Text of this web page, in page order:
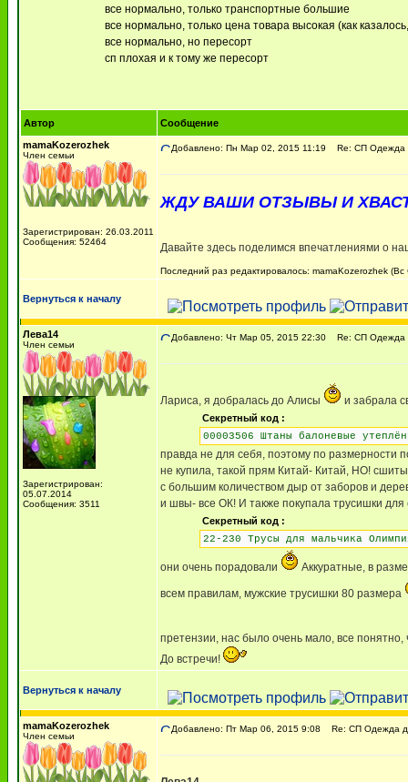
все нормально, только транспортные большие
все нормально, только цена товара высокая (как
все нормально, но пересорт
сп плохая и к тому же пересорт
Автор
Сообщение
mamaKozerozhek
Член семьи
Зарегистрирован: 26.03.2011
Сообщения: 52464
Добавлено: Пн Мар 02, 2015 11:19 Re: СП Одежда
ЖДУ ВАШИ ОТЗЫВЫ И
Давайте здесь поделимся впечатлениями о
Последний раз редактировалось: mamaKozerozhek
Вернуться к началу
Лева14
Член семьи
Зарегистрирован:
05.07.2014
Сообщения: 3511
Добавлено: Чт Мар 05, 2015 22:30 Re: СП Одежда
Лариса, я добралась до Алисы и забрала
Секретный код :
00003506 Штаны балоневые
правда не для себя, поэтому по размерности
не купила, такой прям Китай- Китай, НО!
с большим количеством дыр от заборов и
и швы- все ОК! И также покупала трусишки для
Секретный код :
22-230 Трусы для мальчика
они очень порадовали Аккуратные, в
всем правилам, мужские трусишки 80 размера
претензии, нас было очень мало, все
До встречи!
Вернуться к началу
mamaKozerozhek
Член семьи
Добавлено: Пт Мар 06, 2015 9:08 Re: СП Одежда